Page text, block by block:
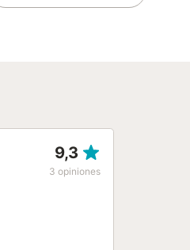
9,3
3 opiniones